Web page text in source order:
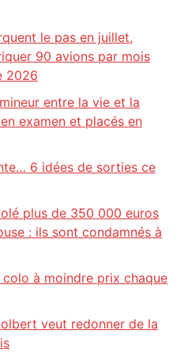
le pas en juillet,
90 avions par mois
2026
entre la vie et la
examen et placés en
6 idées de sorties ce
plus de 350 000 euros
: ils sont condamnés à
à moindre prix chaque
veut redonner de la